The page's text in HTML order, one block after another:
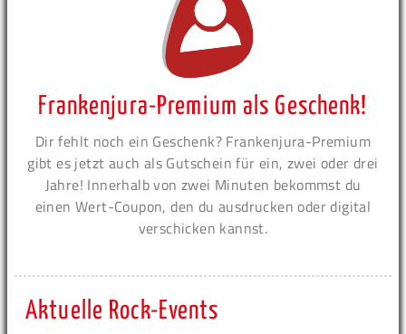
Frankenjura-Premium als Geschenk!
Dir fehlt noch ein Geschenk? Frankenjura-Premium
gibt es jetzt auch als Gutschein für ein, zwei oder drei
Jahre! Innerhalb von zwei Minuten bekommst du
einen Wert-Coupon, den du ausdrucken oder digital
verschicken kannst.
Aktuelle Rock-Events